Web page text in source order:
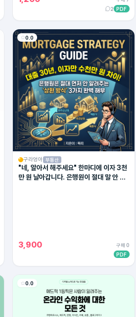
2 PDF
0.0
구라엉아 부동산
"네, 알아서 해주세요" 한마디에 이자 3천
만 원 날아갑니다. 은행원이 절대 말 안 해
3,900
구매 0
PDF
0.0